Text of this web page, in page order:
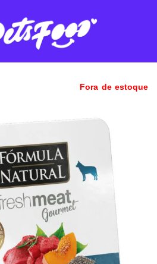
Fora de estoque